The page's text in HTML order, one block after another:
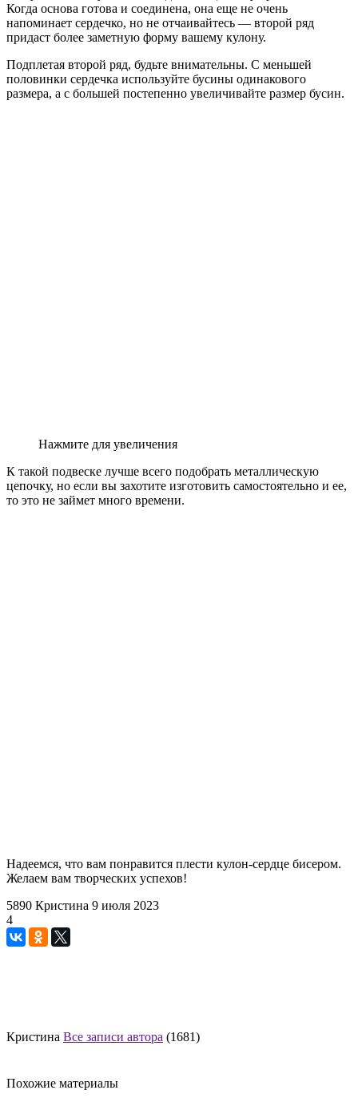
Когда основа готова и соединена, она еще не очень
напоминает сердечко, но не отчаивайтесь — второй ряд
придаст более заметную форму вашему кулону.
Подплетая второй ряд, будьте внимательны. С меньшей
половинки сердечка используйте бусины одинакового
размера, а с большей постепенно увеличивайте размер бусин.
Нажмите для увеличения
К такой подвеске лучше всего подобрать металлическую
цепочку, но если вы захотите изготовить самостоятельно и ее,
то это не займет много времени.
Надеемся, что вам понравится плести кулон-сердце бисером.
Желаем вам творческих успехов!
5890 Кристина 9 июля 2023
4
Кристина Все записи автора (1681)
Похожие материалы